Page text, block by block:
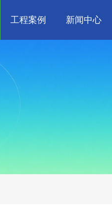
工程案例 新闻中心